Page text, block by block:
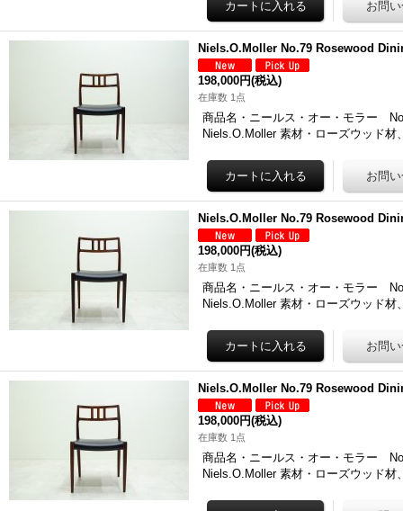
Niels.O.Moller No.79 Rosewood
198,000円(税込)
在庫数 1点
商品名・ニールス・オー・モラー
Niels.O.Moller 素材・ローズウッド
Niels.O.Moller No.79 Rosewood
198,000円(税込)
在庫数 1点
商品名・ニールス・オー・モラー
Niels.O.Moller 素材・ローズウッド
Niels.O.Moller No.79 Rosewood
198,000円(税込)
在庫数 1点
商品名・ニールス・オー・モラー
Niels.O.Moller 素材・ローズウッド